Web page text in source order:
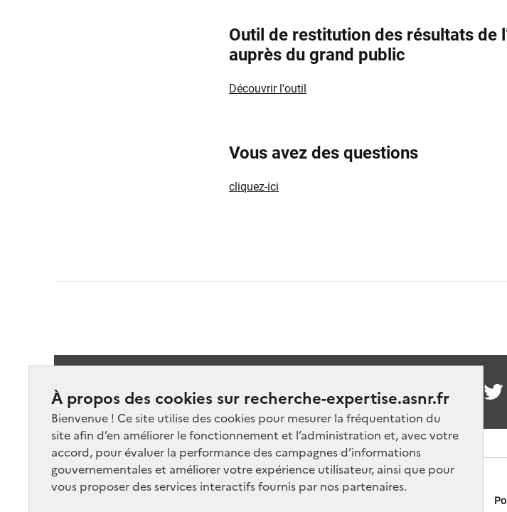
À propos des cookies sur recherche-expertise.asnr.fr
Bienvenue ! Ce site utilise des cookies pour mesurer la fréquentation du
site afin d’en améliorer le fonctionnement et l’administration et, avec votre
accord, pour évaluer la performance des campagnes d’informations
gouvernementales et améliorer votre expérience utilisateur, ainsi que pour
vous proposer des services interactifs fournis par nos partenaires.
​Outil de restitution des résultats de
auprès du grand public
Découvrir ​l'outil​​
Vous avez des questions
cliquez-ici​
Suivez-nous